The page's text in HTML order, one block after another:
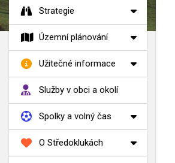
Strategie
Územní plánování
Užitečné informace
Služby v obci a okolí
Spolky a volný čas
O Středoklukách